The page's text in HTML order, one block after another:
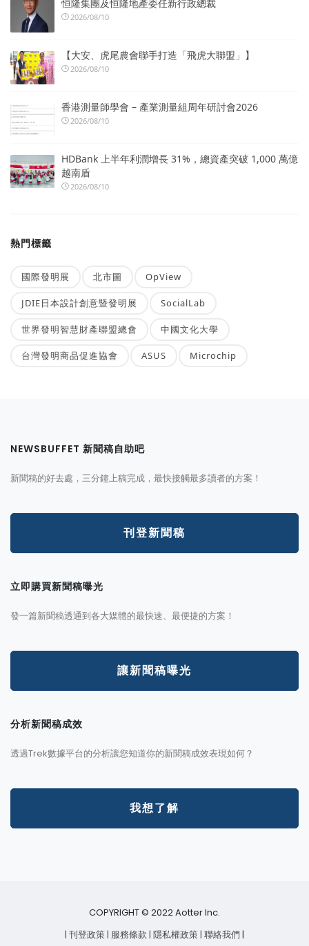
恒隆集團及恒隆地產委任新行政總裁
2026/08/10
【大安、虎尾農會聯手打造「飛虎大聯盟」】
2026/08/10
香港測量師學會 – 產業測量組周年研討會2026
2026/08/10
HDBank 上半年利潤增長 31%，總資產突破 1,000 萬億
越南盾
2026/08/10
熱門標籤
國際發明展 北市圖 OpView
JDIE日本設計創意暨發明展 SocialLab
世界發明智慧財產聯盟總會 中國文化大學
台灣發明商品促進協會 ASUS Microchip
NEWSBUFFET 新聞稿自助吧
新聞稿的好去處，三分鐘上稿完成，最快接觸最多讀者的方案！
刊登新聞稿
立即購買新聞稿曝光
發一篇新聞稿透通到各大媒體的最快速、最便捷的方案！
讓新聞稿曝光
分析新聞稿成效
透過Trek數據平台的分析讓您知道你的新聞稿成效表現如何？
我想了解
COPYRIGHT © 2022 Aotter Inc.
| 刊登政策 | 服務條款 | 隱私權政策 | 聯絡我們 |